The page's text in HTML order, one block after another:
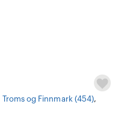
Troms og Finnmark (454),